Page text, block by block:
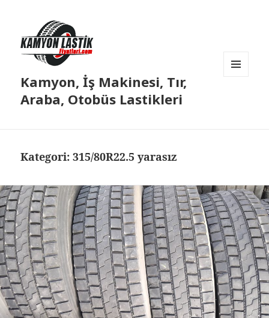
Kamyon, İş Makinesi, Tır,
Araba, Otobüs Lastikleri
Kategori:315/80R22.5 yarasız